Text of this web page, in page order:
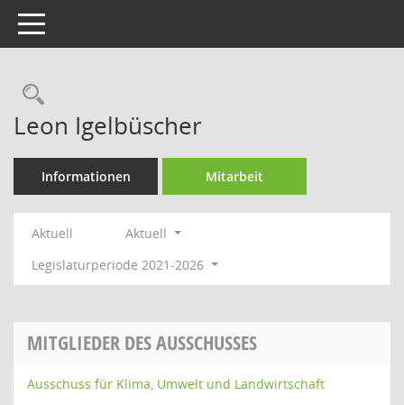
Toggle navigation
Rechercheauswahl
Leon Igelbüscher
Informationen Mitarbeit
Aktuell
Aktuell
Legislaturperiode 2021-2026
MITGLIEDER DES AUSSCHUSSES
Ausschuss für Klima, Umwelt und Landwirtschaft